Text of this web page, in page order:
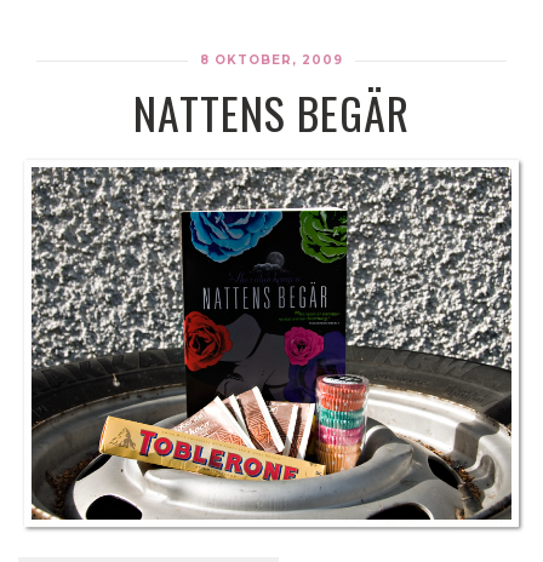
8 OKTOBER, 2009
NATTENS BEGÄR